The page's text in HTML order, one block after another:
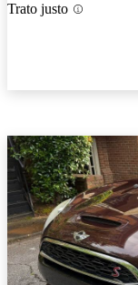
Trato justo